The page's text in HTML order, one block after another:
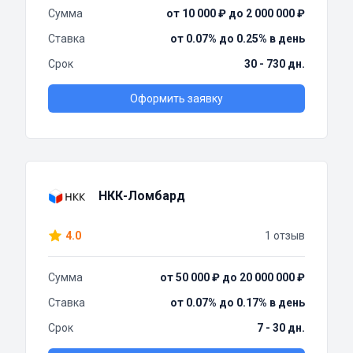
Сумма
от 10 000 ₽ до 2 000 000 ₽
Ставка
от 0.07% до 0.25% в день
Срок
30 - 730 дн.
Оформить заявку
НКК-Ломбард
4.0 1 отзыв
Сумма
от 50 000 ₽ до 20 000 000 ₽
Ставка
от 0.07% до 0.17% в день
Срок
7 - 30 дн.